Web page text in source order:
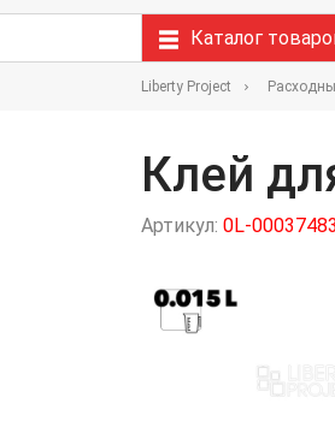
Каталог
Liberty Project
Клей
Артикул: 0L-00037483